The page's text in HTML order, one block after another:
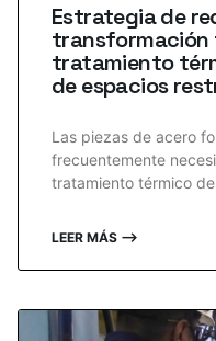
Estrategia de
transformación
tratamiento
de espacios
Las piezas de acero
frecuentemente
tratamiento térmico
LEER MÁS ⟶